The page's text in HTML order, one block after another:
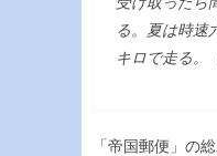
る。夏は時速
キロで走る。
「帝国郵便」の